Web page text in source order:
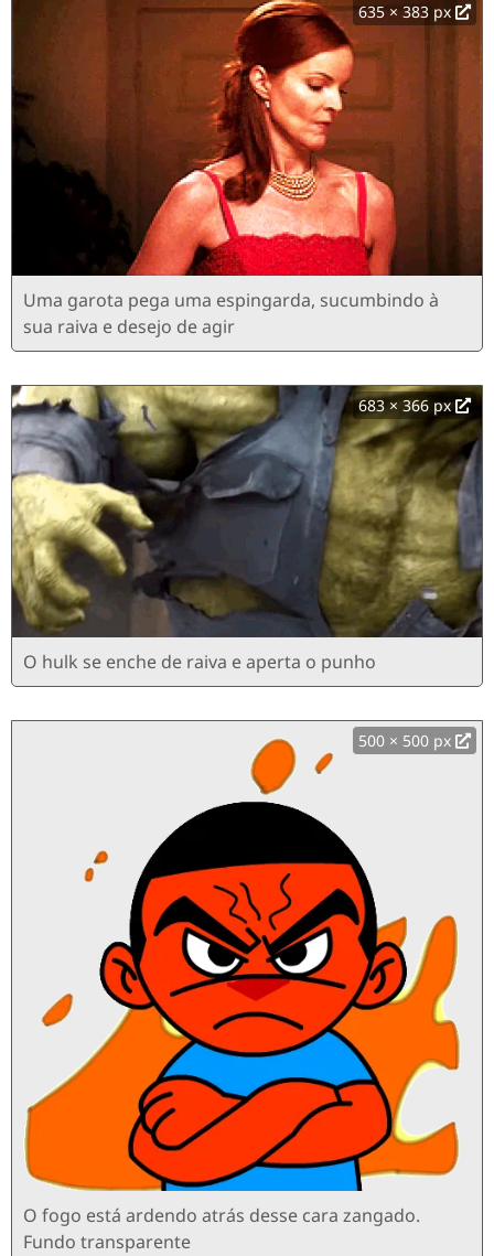
635 × 383 px
Uma garota pega uma espingarda, sucumbindo à
sua raiva e desejo de agir
683 × 366 px
O hulk se enche de raiva e aperta o punho
500 × 500 px
O fogo está ardendo atrás desse cara zangado.
Fundo transparente